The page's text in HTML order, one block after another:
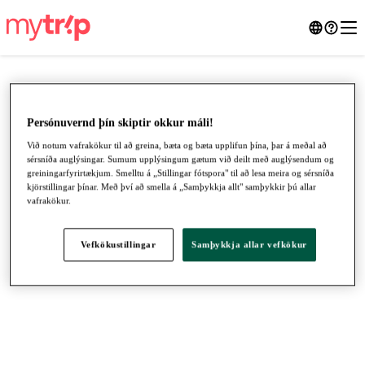
●●●
Persónuvernd þín skiptir okkur máli!
Við notum vafrakökur til að greina, bæta og bæta upplifun þína, þar á meðal að
sérsníða auglýsingar. Sumum upplýsingum gætum við deilt með auglýsendum og
greiningarfyrirtækjum. Smelltu á „Stillingar fótspora" til að lesa meira og sérsníða
kjörstillingar þínar. Með því að smella á „Samþykkja allt" samþykkir þú allar
vafrakökur.
Vefkökustillingar Samþykkja allar vefkökur